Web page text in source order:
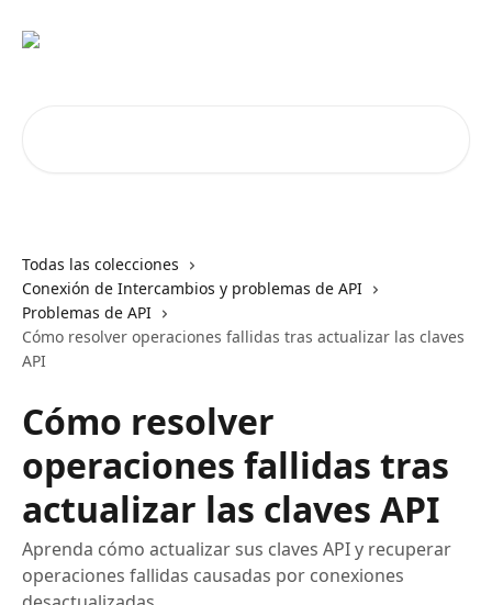
Todas las colecciones
Conexión de Intercambios y problemas de API
Problemas de API
Cómo resolver operaciones fallidas tras actualizar las claves
API
Cómo resolver
operaciones fallidas tras
actualizar las claves API
Aprenda cómo actualizar sus claves API y recuperar
operaciones fallidas causadas por conexiones